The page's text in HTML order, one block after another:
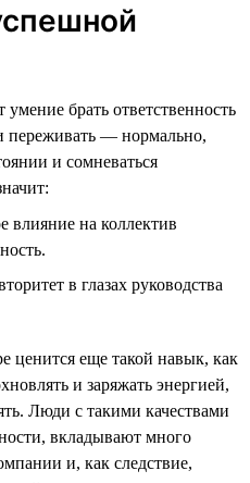
брать ответственность
переживать — нормально,
и сомневаться
влияние на коллектив
в глазах руководства
ценится еще такой навык, как
и заряжать энергией,
Люди с такими качествами
вкладывают много
и, как следствие,